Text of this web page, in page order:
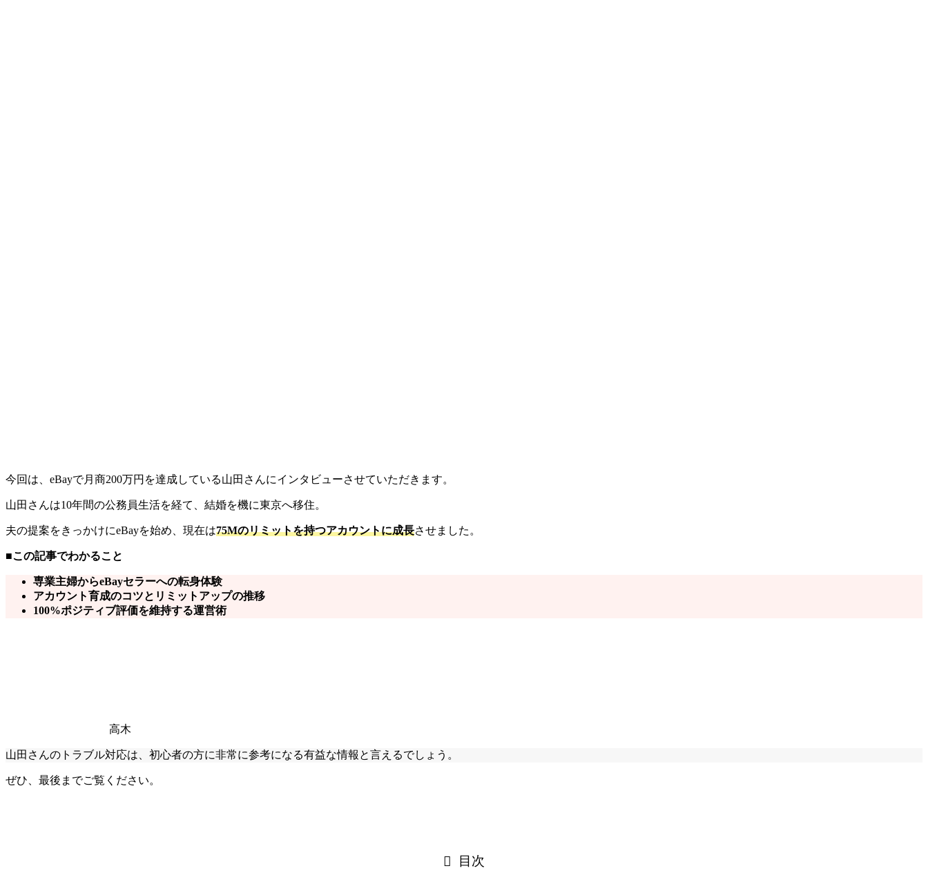
今回は、eBayで月商200万円を達成している山田さんにインタビューさせていただきます。
山田さんは10年間の公務員生活を経て、結婚を機に東京へ移住。
夫の提案をきっかけにeBayを始め、現在は75Mのリミットを持つアカウントに成長させました。
■この記事でわかること
専業主婦からeBayセラーへの転身体験
アカウント育成のコツとリミットアップの推移
100%ポジティブ評価を維持する運営術
高木
山田さんのトラブル対応は、初心者の方に非常に参考になる有益な情報と言えるでしょう。
ぜひ、最後までご覧ください。
目次